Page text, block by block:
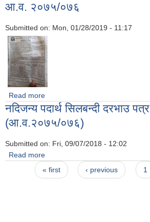
आ.व. २०७५/०७६
Submitted on: Mon, 01/28/2019 - 11:17
Read more
२०७५/०७६
नदिजन्य पदार्थ सिलबन्दी दरभाउ
(आ.व.२०७५/०७६)
Submitted on: Fri, 09/07/2018 - 12:02
Read more
(आ.व.२०७५/०७६)
Pages« first ‹ previous 1